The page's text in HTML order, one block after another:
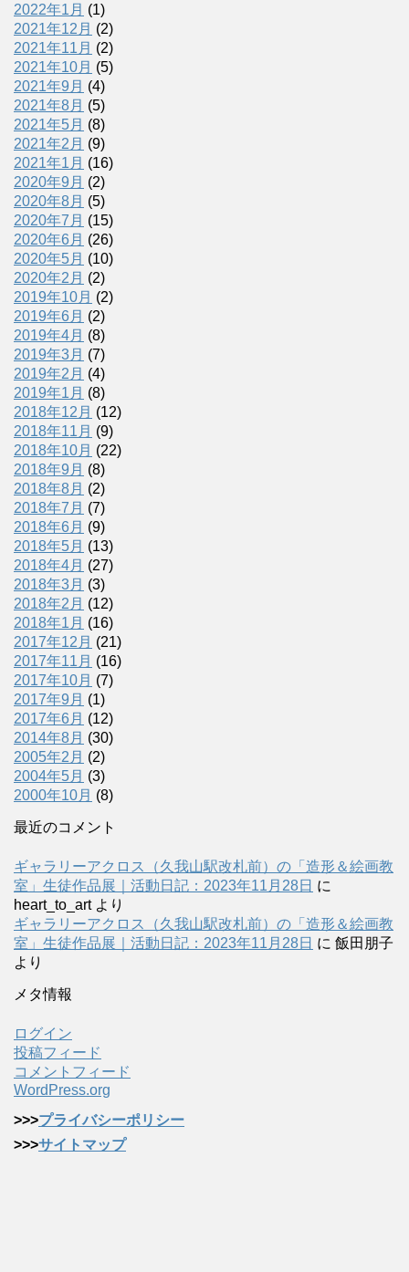
2022年1月 (1)
2021年12月 (2)
2021年11月 (2)
2021年10月 (5)
2021年9月 (4)
2021年8月 (5)
2021年5月 (8)
2021年2月 (9)
2021年1月 (16)
2020年9月 (2)
2020年8月 (5)
2020年7月 (15)
2020年6月 (26)
2020年5月 (10)
2020年2月 (2)
2019年10月 (2)
2019年6月 (2)
2019年4月 (8)
2019年3月 (7)
2019年2月 (4)
2019年1月 (8)
2018年12月 (12)
2018年11月 (9)
2018年10月 (22)
2018年9月 (8)
2018年8月 (2)
2018年7月 (7)
2018年6月 (9)
2018年5月 (13)
2018年4月 (27)
2018年3月 (3)
2018年2月 (12)
2018年1月 (16)
2017年12月 (21)
2017年11月 (16)
2017年10月 (7)
2017年9月 (1)
2017年6月 (12)
2014年8月 (30)
2005年2月 (2)
2004年5月 (3)
2000年10月 (8)
最近のコメント
ギャラリーアクロス（久我山駅改札前）の「造形＆絵画教
室」生徒作品展｜活動日記：2023年11月28日 に
heart_to_artより
ギャラリーアクロス（久我山駅改札前）の「造形＆絵画教
室」生徒作品展｜活動日記：2023年11月28日 に 飯田朋子
より
メタ情報
ログイン
投稿フィード
コメントフィード
WordPress.org
>>>プライバシーポリシー
>>>サイトマップ